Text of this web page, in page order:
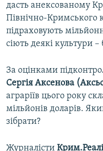
Усі сайти RFE/RL
дасть анексованому
Північно-Кримського
підраховують
сіють деякі культури
За оцінками
Сергія Аксенова
аграріїв цього року
мільйонів доларів.
зібрати?
Журналісти